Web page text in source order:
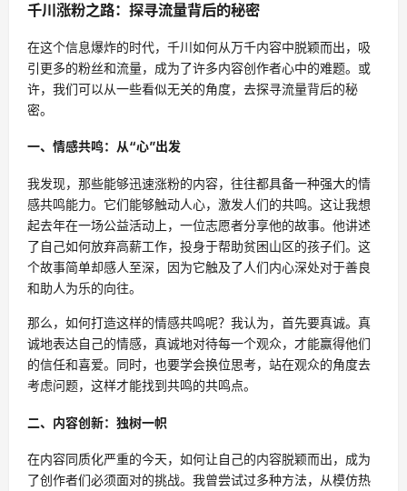
千川涨粉之路：探寻流量背后的秘密
在这个信息爆炸的时代，千川如何从万千内容中脱颖而出，吸
引更多的粉丝和流量，成为了许多内容创作者心中的难题。或
许，我们可以从一些看似无关的角度，去探寻流量背后的秘
密。
一、情感共鸣：从“心”出发
我发现，那些能够迅速涨粉的内容，往往都具备一种强大的情
感共鸣能力。它们能够触动人心，激发人们的共鸣。这让我想
起去年在一场公益活动上，一位志愿者分享他的故事。他讲述
了自己如何放弃高薪工作，投身于帮助贫困山区的孩子们。这
个故事简单却感人至深，因为它触及了人们内心深处对于善良
和助人为乐的向往。
那么，如何打造这样的情感共鸣呢？我认为，首先要真诚。真
诚地表达自己的情感，真诚地对待每一个观众，才能赢得他们
的信任和喜爱。同时，也要学会换位思考，站在观众的角度去
考虑问题，这样才能找到共鸣的共鸣点。
二、内容创新：独树一帜
在内容同质化严重的今天，如何让自己的内容脱颖而出，成为
了创作者们必须面对的挑战。我曾尝试过多种方法，从模仿热